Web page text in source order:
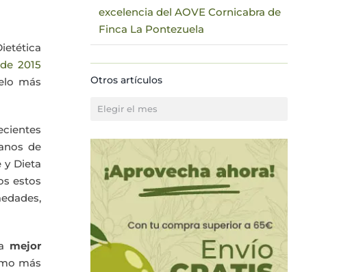
2015
más
de
y Dieta
estos
mejor
más
excelencia del AOVE Cornicabra de
Finca La Pontezuela
Otros artículos
Otros